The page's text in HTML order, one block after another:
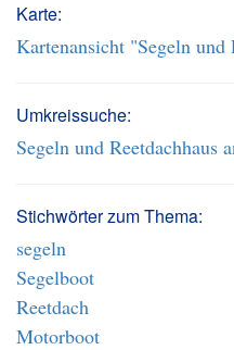
Karte:
Kartenansicht "Segeln und
Umkreissuche:
Segeln und Reetdachhaus
Stichwörter zum Thema:
segeln
Segelboot
Reetdach
Motorboot